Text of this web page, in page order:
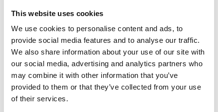
This website uses cookies
We use cookies to personalise content and ads, to
provide social media features and to analyse our traffic.
We also share information about your use of our site with
our social media, advertising and analytics partners who
may combine it with other information that you’ve
provided to them or that they’ve collected from your use
of their services.
Productspecificaties
Hoogte